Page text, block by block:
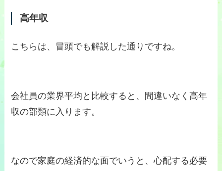
高年収
こちらは、冒頭でも解説した通りですね。
会社員の業界平均と比較すると、間違いなく高年
収の部類に入ります。
なので家庭の経済的な面でいうと、心配する必要